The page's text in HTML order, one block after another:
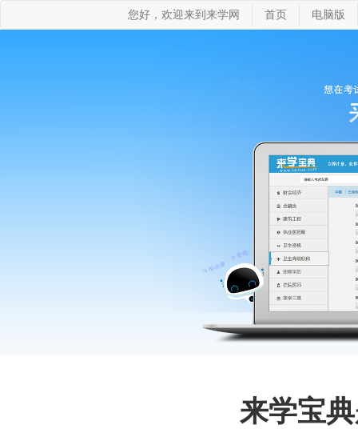
您好，欢迎来到来学网 首页 电脑版
来学宝